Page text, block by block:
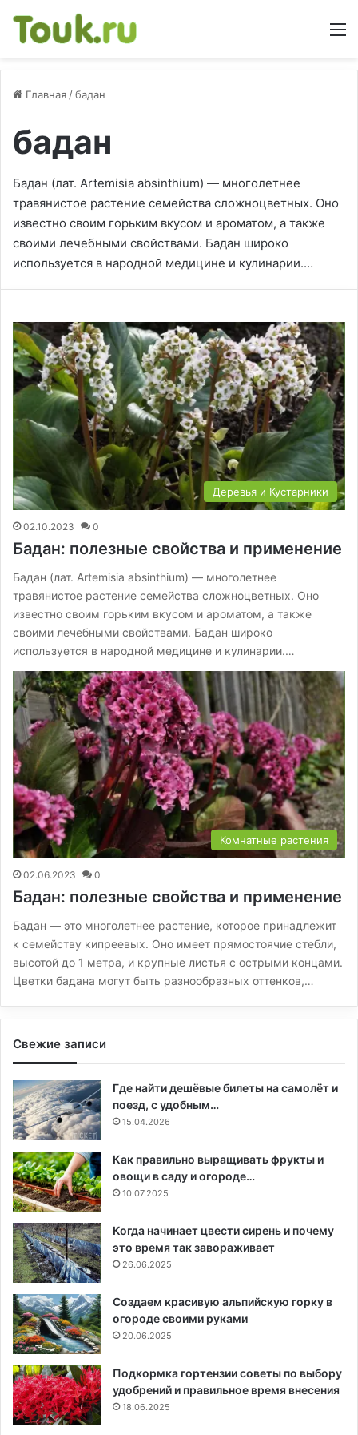
Главная /бадан
бадан
Бадан (лат. Artemisia absinthium) — многолетнее
травянистое растение семейства сложноцветных. Оно
известно своим горьким вкусом и ароматом, а также
своими лечебными свойствами. Бадан широко
используется в народной медицине и кулинарии.…
Деревья и Кустарники
02.10.2023 0
Бадан: полезные свойства и применение
Бадан (лат. Artemisia absinthium) — многолетнее
травянистое растение семейства сложноцветных. Оно
известно своим горьким вкусом и ароматом, а также
своими лечебными свойствами. Бадан широко
используется в народной медицине и кулинарии.…
Комнатные растения
02.06.2023 0
Бадан: полезные свойства и применение
Бадан — это многолетнее растение, которое принадлежит
к семейству кипреевых. Оно имеет прямостоячие стебли,
высотой до 1 метра, и крупные листья с острыми концами.
Цветки бадана могут быть разнообразных оттенков,…
Свежие записи
Где найти дешёвые билеты на самолёт и
поезд, с удобным…
15.04.2026
Как правильно выращивать фрукты и
овощи в саду и огороде…
10.07.2025
Когда начинает цвести сирень и почему
это время так завораживает
26.06.2025
Создаем красивую альпийскую горку в
огороде своими руками
20.06.2025
Подкормка гортензии советы по выбору
удобрений и правильное время внесения
18.06.2025